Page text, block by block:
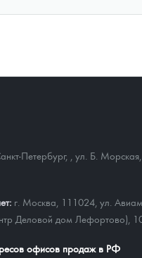
Петербург,
ул. Б.
г. Москва, 111024, ул.
Деловой дом Лефортово),
офисов продаж в РФ